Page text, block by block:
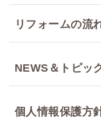
リフォームの流
NEWS＆トピッ
個人情報保護方